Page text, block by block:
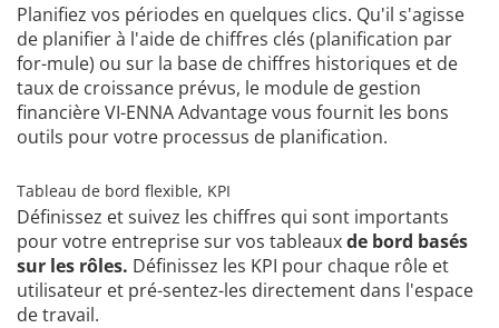
Planifiez vos périodes en quelques clics. Qu'il s'agisse
de planifier à l'aide de chiffres clés (planification par
for-mule) ou sur la base de chiffres historiques et de
taux de croissance prévus, le module de gestion
financière VI-ENNA Advantage vous fournit les bons
outils pour votre processus de planification.
Tableau de bord flexible, KPI
Définissez et suivez les chiffres qui sont importants
pour votre entreprise sur vos tableauxde bord basés
sur les rôles. Définissez les KPI pour chaque rôle et
utilisateur et pré-sentez-les directement dans l'espace
de travail.